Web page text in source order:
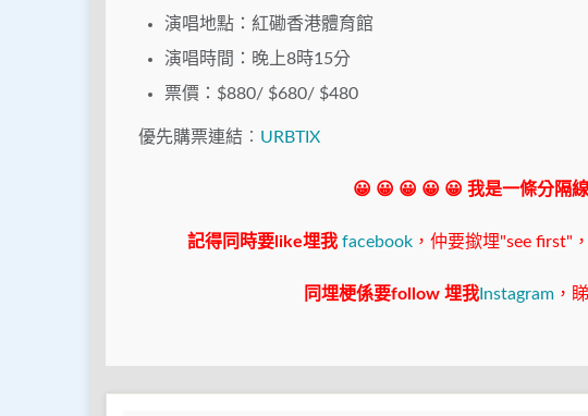
演唱地點：紅磡香港體育館
演唱時間：晚上8時15分
票價：$880/ $680/ $480
優先購票連結︰ URBTIX
😀 😀 😀 😀 😀 我是一條分隔
記得同時要like埋我 facebook ，仲要撳埋"see first"，
同埋梗係要follow 埋我 Instagram ，